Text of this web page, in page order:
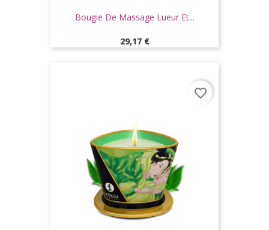
Bougie De Massage Lueur Et...
Prix
29,17 €
favorite_border